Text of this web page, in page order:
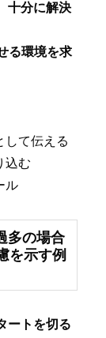
十分に解決
る環境を求
して伝える
込む
ル
多の場合
を示す例
ートを切る